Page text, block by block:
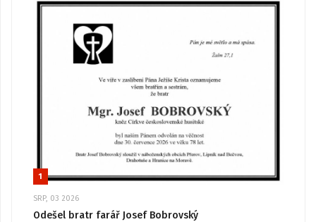
1
SRP, 03 2026
Odešel bratr farář Josef Bobrovský